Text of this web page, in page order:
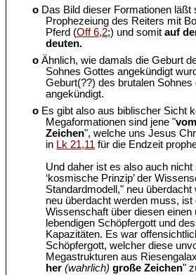
o Das Bild dieser Formationen läßt
Prophezeiung des Reiters mit
Pferd (Off 6,2;) und somitauf
deuten.
o Ähnlich, wie damals die Geburt
Sohnes Gottes angekündigt
Geburt(??) des brutalen
angekündigt.
o Es gibt also aus biblischer Sicht
Megaformationen sind jene "
Zeichen", welche uns Jesus
in Lk 21,11 für die Endzeit
Und daher ist es also auch
‘kosmische Prinzip’ der
Standardmodell," neu
neu überdacht werden muss, ist
Wissenschaft über diesen einen
lebendigen Schöpfergott und
Kapazitäten. Es war
Schöpfergott, welcher diese
Megastrukturen aus
her(wahrlich) große Zeichen"